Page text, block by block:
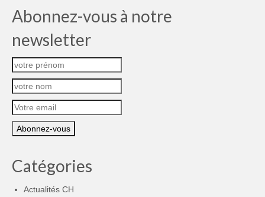
Abonnez-vous à notre
newsletter
Catégories
Actualités CH